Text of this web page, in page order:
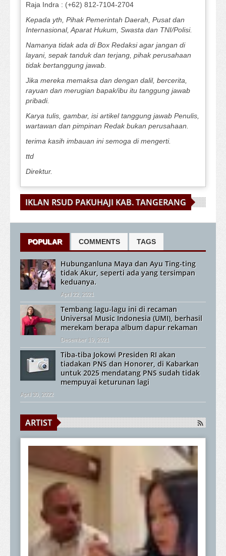
Raja Indra : (+62) 812-7104-2704
Kepada yth, Pihak Pemerintah Daerah, Pusat dan
Internasional, Aparat Hukum, Swasta dan TNI/Polisi.
Namanya tidak ada di Box Redaksi agar jangan di
layani, sepak tanduk dan terjang, pihak perusahaan
tidak bertanggung jawab.
Jika mereka memaksa dan dengan dalil, bercerita,
rayuan dan merugian bapak/ibu itu tanggung jawab
pribadi.
Karya tulis, gambar, isi artikel tanggung jawab Penulis,
wartawan dan pimpinan Redak bukan perusahaan.
terima kasih imbauan ini semoga di mengerti.
ttd
Direktur.
IKLAN RSUD PAKUHAJI KAB. TANGERANG
POPULAR COMMENTS TAGS
Hubunganluna Maya dan Ayu Ting-ting
tidak Akur, seperti ada yang tersimpan
keduanya.
April 22, 2021
Tembang lagu-lagu ini di recaman
Universal Music Indonesia (UMI), berhasil
merekam berapa album dapur rekaman
Desember 19, 2021
Tiba-tiba Jokowi Presiden RI akan
tiadakan PNS dan Honorer, di Kabarkan
untuk 2025 mendatang PNS sudah tidak
mempuyai keturunan lagi
April 30, 2022
ARTIST